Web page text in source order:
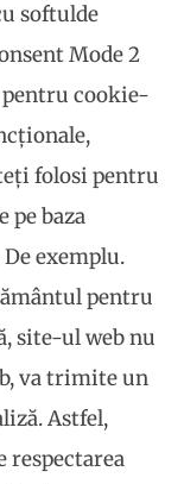
softulde
Mode 2
cookie-
folosi pentru
pe baza
exemplu.
pentru
site-ul web nu
va trimite un
Astfel,
respectarea